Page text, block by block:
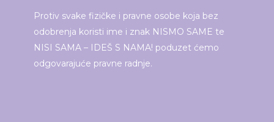
Protiv svake fizičke i pravne osobe koja bez
odobrenja koristi ime i znak NISMO SAME te
NISI SAMA – IDEŠ S NAMA! poduzet ćemo
odgovarajuće pravne radnje.